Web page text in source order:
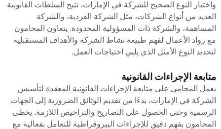
واختيار النوع الصحيح للشركة في الإمارات، تتيح السلطات القانونية
العديد من أنواع الشركات، مثل الشركة الفردية، والشركة
المساهمة، والشركة ذات المسؤولية المحدودة. يتعاون المحامون
مع رواد الأعمال لفهم طبيعة نشاط الشركة والأهداف المستقبلية
لتحديد النوع الأمثل الذي يلبي احتياجات العمل.
متابعة الإجراءات القانونية
يعمل المحامي على متابعة الإجراءات القانونية المعقدة لتأسيس
الشركة في الإمارات، بدءًا من تقديم الوثائق الضرورية إلى الجهات
الرسمية وحتى الحصول على التصاريح والتراخيص اللازمة. يحظى
المحامون بفهم دقيق للإجراءات البيروقراطية للتعامل بفعالية مع